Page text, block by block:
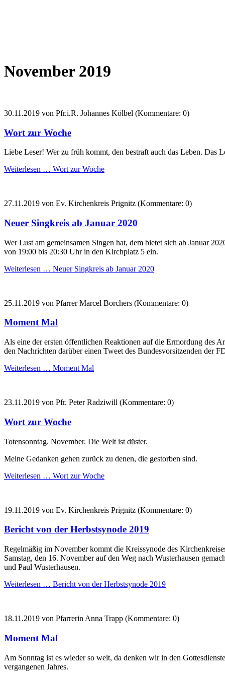
November 2019
30.11.2019 von Pfr.i.R. Johannes Kölbel (Kommentare: 0)
Wort zur Woche
Liebe Leser! Wer zu früh kommt, den bestraft auch das Leben. Das
Weiterlesen … Wort zur Woche
27.11.2019 von Ev. Kirchenkreis Prignitz (Kommentare: 0)
Neuer Singkreis ab Januar 2020
Wer Lust am gemeinsamen Singen hat, dem bietet sich ab Januar
von 19:00 bis 20:30 Uhr in den Kirchplatz 5 ein.
Weiterlesen … Neuer Singkreis ab Januar 2020
25.11.2019 von Pfarrer Marcel Borchers (Kommentare: 0)
Moment Mal
Als eine der ersten öffentlichen Reaktionen auf die Ermordung des
den Nachrichten darüber einen Tweet des Bundesvorsitzenden der
Weiterlesen … Moment Mal
23.11.2019 von Pfr. Peter Radziwill (Kommentare: 0)
Wort zur Woche
Totensonntag. November. Die Welt ist düster.
Meine Gedanken gehen zurück zu denen, die gestorben sind.
Weiterlesen … Wort zur Woche
19.11.2019 von Ev. Kirchenkreis Prignitz (Kommentare: 0)
Bericht von der Herbstsynode 2019
Regelmäßig im November kommt die Kreissynode des
Samstag, den 16. November auf den Weg nach Wusterhausen
und Paul Wusterhausen.
Weiterlesen … Bericht von der Herbstsynode 2019
18.11.2019 von Pfarrerin Anna Trapp (Kommentare: 0)
Moment Mal
Am Sonntag ist es wieder so weit, da denken wir in den
vergangenen Jahres.